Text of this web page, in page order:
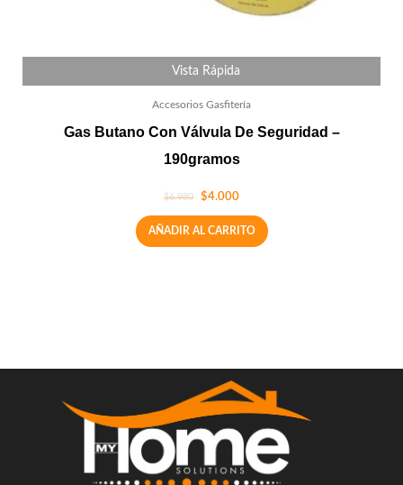
Vista Rápida
Accesorios Gasfitería
Gas Butano Con Válvula De Seguridad –
190gramos
$6.980 $4.000
AÑADIR AL CARRITO